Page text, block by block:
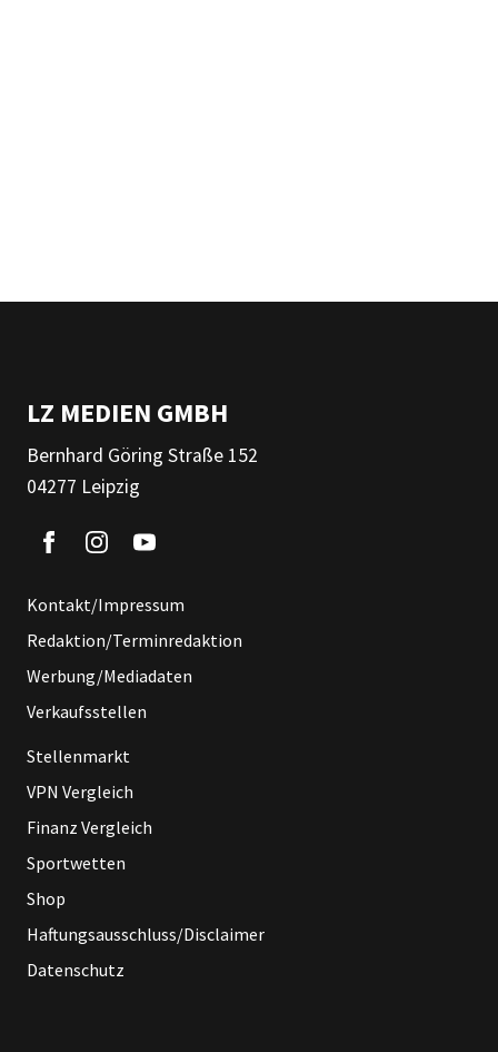
LZ MEDIEN GMBH
Bernhard Göring Straße 152
04277 Leipzig
Kontakt/Impressum
Redaktion/Terminredaktion
Werbung/Mediadaten
Verkaufsstellen
Stellenmarkt
VPN Vergleich
Finanz Vergleich
Sportwetten
Shop
Haftungsausschluss/Disclaimer
Datenschutz